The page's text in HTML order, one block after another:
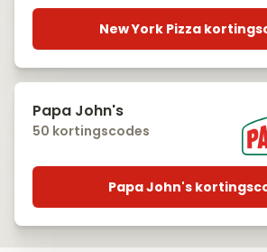
New York Pizza
Papa John's
50 kortingscodes
Papa John's